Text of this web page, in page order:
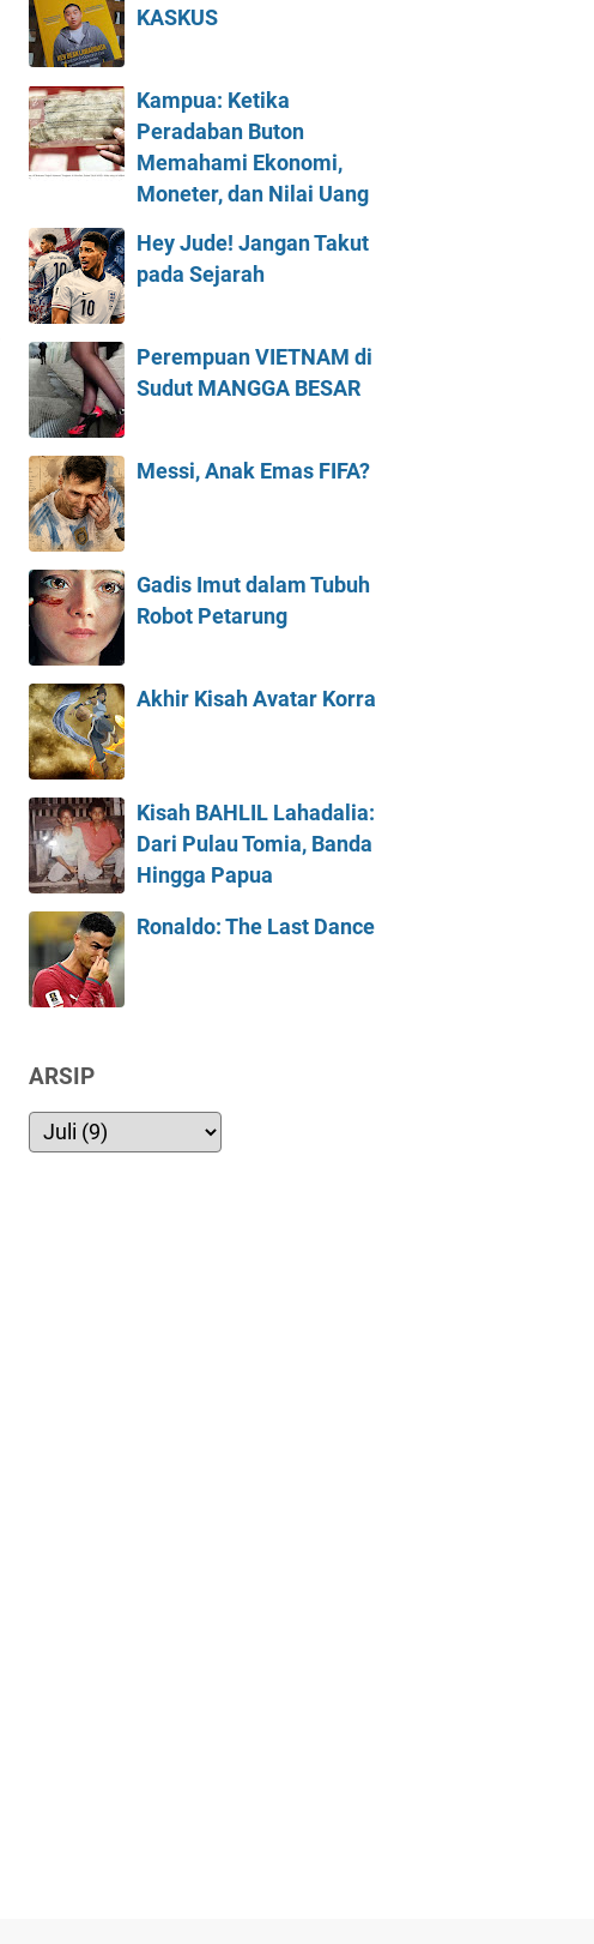
KASKUS
Kampua: Ketika
Peradaban Buton
Memahami Ekonomi,
Moneter, dan Nilai Uang
Hey Jude! Jangan Takut
pada Sejarah
Perempuan VIETNAM di
Sudut MANGGA BESAR
Messi, Anak Emas FIFA?
Gadis Imut dalam Tubuh
Robot Petarung
Akhir Kisah Avatar Korra
Kisah BAHLIL Lahadalia:
Dari Pulau Tomia, Banda
Hingga Papua
Ronaldo: The Last Dance
ARSIP